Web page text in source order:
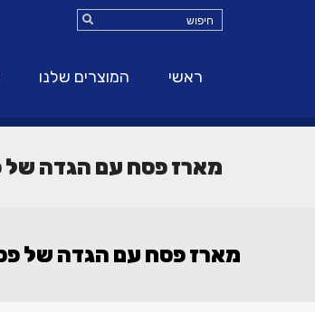
ראשי המוצרים שלנו
מארז פסח עם הגדה של
מארז פסח עם הגדה של